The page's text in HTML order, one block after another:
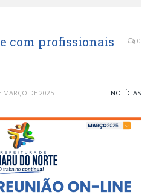
com profissionais
0
MARÇO DE 2025 NOTÍCIAS